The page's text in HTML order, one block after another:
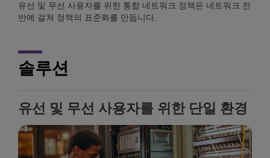
유선 및 무선 사용자를 위한 통합 네트워크 정책은 네트워크 전
반에 걸쳐 정책의 표준화를 만듭니다.
솔루션
유선 및 무선 사용자를 위한 단일 환경